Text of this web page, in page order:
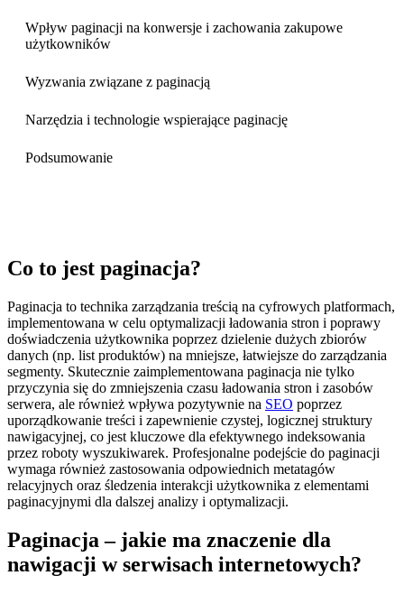
Wpływ paginacji na konwersje i zachowania zakupowe
użytkowników
Wyzwania związane z paginacją
Narzędzia i technologie wspierające paginację
Podsumowanie
Co to jest paginacja?
Paginacja to technika zarządzania treścią na cyfrowych platformach,
implementowana w celu optymalizacji ładowania stron i poprawy
doświadczenia użytkownika poprzez dzielenie dużych zbiorów
danych (np. list produktów) na mniejsze, łatwiejsze do zarządzania
segmenty. Skutecznie zaimplementowana paginacja nie tylko
przyczynia się do zmniejszenia czasu ładowania stron i zasobów
serwera, ale również wpływa pozytywnie na SEO poprzez
uporządkowanie treści i zapewnienie czystej, logicznej struktury
nawigacyjnej, co jest kluczowe dla efektywnego indeksowania
przez roboty wyszukiwarek. Profesjonalne podejście do paginacji
wymaga również zastosowania odpowiednich metatagów
relacyjnych oraz śledzenia interakcji użytkownika z elementami
paginacyjnymi dla dalszej analizy i optymalizacji.
Paginacja – jakie ma znaczenie dla
nawigacji w serwisach internetowych?